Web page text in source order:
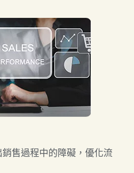
銷售過程中的障礙，優化流